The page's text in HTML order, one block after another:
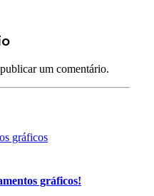
um comentário.
gráficos!